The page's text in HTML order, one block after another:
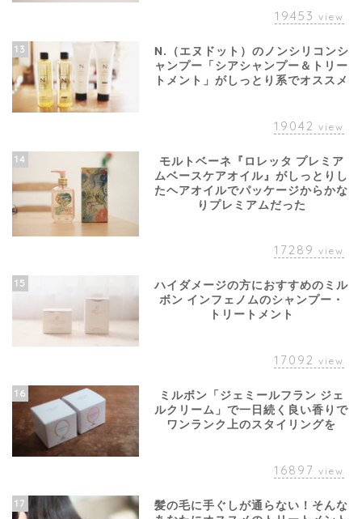
19453 view
13
N.（エヌドット）のノンシリコンシ
ャンプー「シアシャンプー＆トリー
トメント」がしっとり系でオススメ
19042 view
14
モルトベーネ『ロレッタ プレミア
ムベースケアオイル』がしっとりし
たヘアオイルでパッケージからかな
りプレミアムだった
17289 view
15
ハイダメージの方におすすめのミル
ボン インフェノムのシャンプー・
トリートメント
17092 view
16
ミルボン「ジェミールフラン ジェ
ルクリーム」で一日続く良い香りで
ワンランク上のスタイリングを
16897 view
17
髪の毛に手ぐしが通らない！そんな